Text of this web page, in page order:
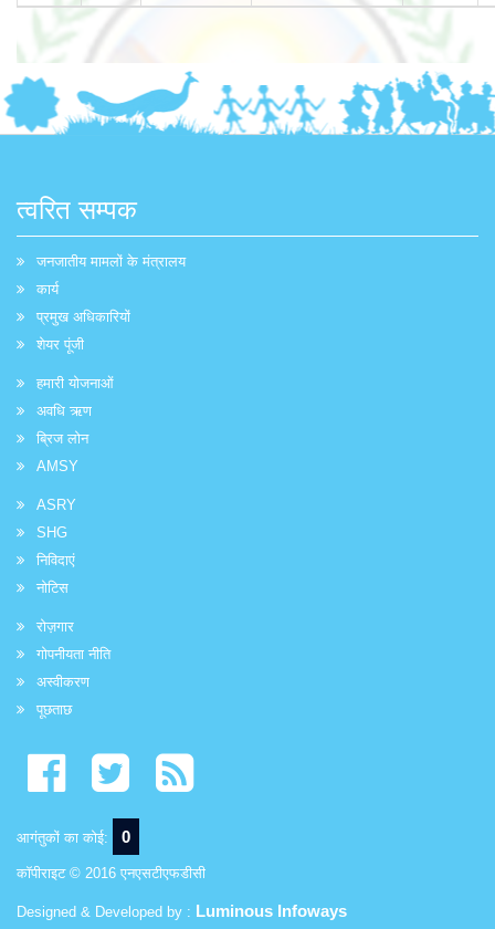
त्वरित सम्पक
जनजातीय मामलों के मंत्रालय
कार्य
प्रमुख अधिकारियों
शेयर पूंजी
हमारी योजनाओं
अवधि ऋण
ब्रिज लोन
AMSY
ASRY
SHG
निविदाएं
नोटिस
रोज़गार
गोपनीयता नीति
अस्वीकरण
पूछताछ
आगंतुकों का कोई: 0
कॉपीराइट © 2016 एनएसटीएफडीसी
Designed & Developed by : Luminous Infoways